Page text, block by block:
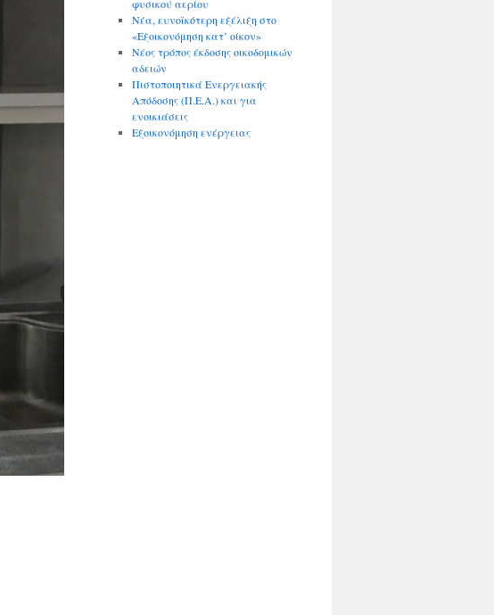
φυσικού αερίου
Νέα, ευνοϊκότερη εξέλιξη στο
«Εξοικονόμηση κατ’ οίκον»
Νέος τρόπος έκδοσης οικοδομικών
αδειών
Πιστοποιητικά Ενεργειακής
Απόδοσης (Π.Ε.Α.) και για
ενοικιάσεις
Εξοικονόμηση ενέργειας